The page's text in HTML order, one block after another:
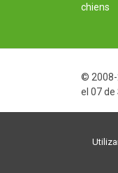
chiens
© 2008-
el 07 de